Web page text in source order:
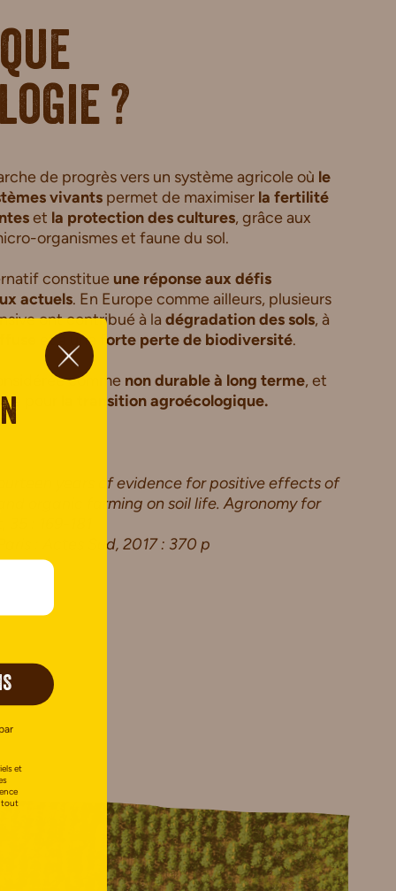
?
de progrès vers un système agricole où le
vivants permet de maximiser la fertilité
et la protection des cultures, grâce aux
organismes et faune du sol.
constitue une réponse aux défis
actuels. En Europe comme ailleurs, plusieurs
ont contribué à la dégradation des sols, à
et à une forte perte de biodiversité.
comme non durable à long terme, et
pour
la transition agroécologique.
years of evidence for positive effects of
organic farming on soil life.Agronomy for
: 169-181
: Actes Sud, 2017 : 370 p
et
tout